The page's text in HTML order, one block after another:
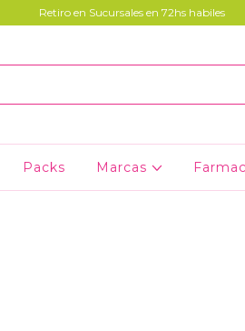
Retiro en Sucursales en 72hs habiles
Packs Marcas